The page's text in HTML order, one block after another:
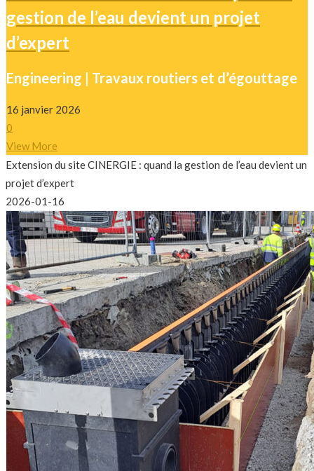
gestion de l’eau devient un projet
d’expert
Engineering | Travaux routiers et d’égouttage
16 janvier 2026
0
View More
Extension du site CINERGIE : quand la gestion de l’eau devient un
projet d’expert
2026-01-16